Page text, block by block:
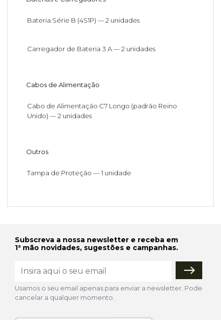
Bateria Série B (4S1P) — 2 unidades
Carregador de Bateria 3 A — 2 unidades
Cabos de Alimentação
Cabo de Alimentação C7 Longo (padrão Reino
Unido) — 2 unidades
Outros
Tampa de Proteção — 1 unidade
Subscreva a nossa newsletter e receba em
1ª mão novidades, sugestões e campanhas.
Usamos o seu email apenas para enviar a newsletter. Pode
cancelar a qualquer momento.